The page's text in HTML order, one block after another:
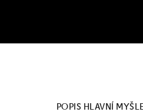
POPIS HLAVNÍ